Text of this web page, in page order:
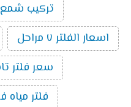
تركيب شمع
اسعار الفلتر ٧ مراحل
سعر فلتر
فلتر مياه